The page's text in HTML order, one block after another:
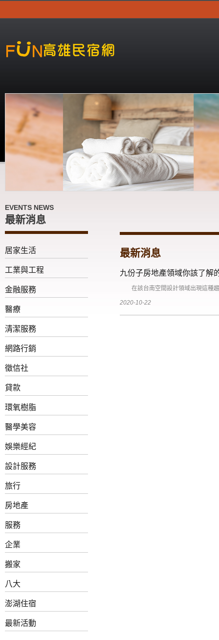
EVENTS NEWS
最新消息
居家生活
工業與工程
金融服務
醫療
清潔服務
網路行銷
徵信社
貸款
環氧樹脂
醫學美容
娛樂經紀
設計服務
旅行
房地產
服務
企業
搬家
八大
澎湖住宿
最新活動
最新消息
九份子房地產領域你該了解
在該台南空間設計領域出現這種趨
2020-10-22